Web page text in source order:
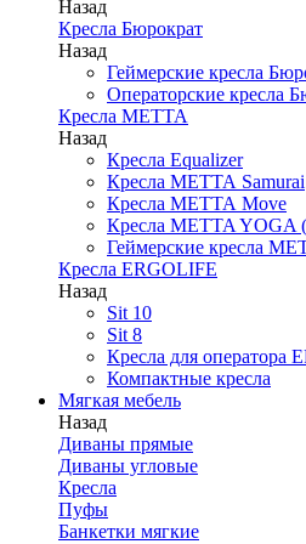
Назад
Кресла Бюрократ
Назад
Геймерские кресла
Операторские кресла
Кресла МЕТТА
Назад
Кресла Equalizer
Кресла МЕТТА Samurai
Кресла МЕТТА Move
Кресла METTA YOGA
Геймерские кресла
Кресла ERGOLIFE
Назад
Sit 10
Sit 8
Кресла для
Компактные кресла
Мягкая мебель
Назад
Диваны прямые
Диваны угловые
Кресла
Пуфы
Банкетки мягкие